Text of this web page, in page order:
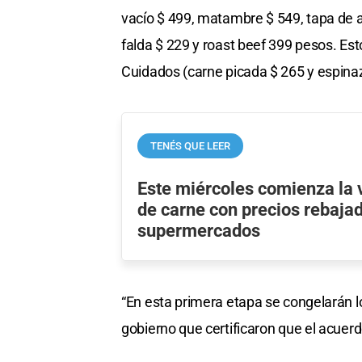
vacío $ 499, matambre $ 549, tapa de
falda $ 229 y roast beef 399 pesos.
Cuidados (carne picada $ 265 y
TENÉS QUE LEER
Este miércoles comienza la
de carne con precios
supermercados
“En esta primera etapa se congelarán
gobierno que certificaron que el